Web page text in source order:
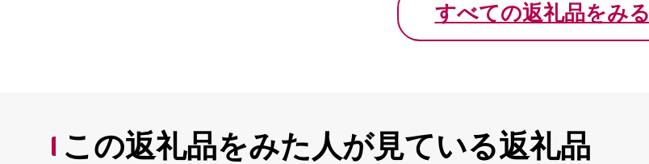
すべての返礼品をみる
この返礼品をみた人が見ている返礼品